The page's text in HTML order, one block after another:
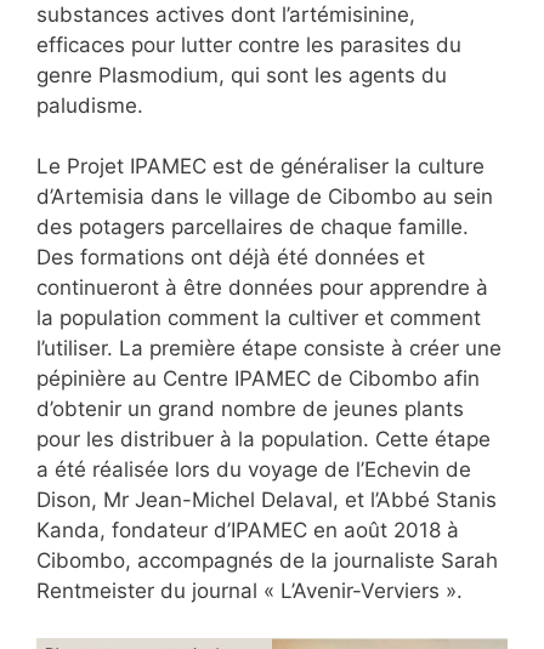
substances actives dont l’artémisinine,
efficaces pour lutter contre les parasites du
genre Plasmodium, qui sont les agents du
paludisme.
Le Projet IPAMEC est de généraliser la culture
d’Artemisia dans le village de Cibombo au sein
des potagers parcellaires de chaque famille.
Des formations ont déjà été données et
continueront à être données pour apprendre à
la population comment la cultiver et comment
l’utiliser. La première étape consiste à créer une
pépinière au Centre IPAMEC de Cibombo afin
d’obtenir un grand nombre de jeunes plants
pour les distribuer à la population. Cette étape
a été réalisée lors du voyage de l’Echevin de
Dison, Mr Jean-Michel Delaval, et l’Abbé Stanis
Kanda, fondateur d’IPAMEC en août 2018 à
Cibombo, accompagnés de la journaliste Sarah
Rentmeister du journal « L’Avenir-Verviers ».